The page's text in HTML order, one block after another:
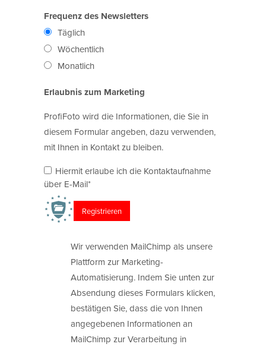
Frequenz des Newsletters
Täglich
Wöchentlich
Monatlich
Erlaubnis zum Marketing
ProfiFoto wird die Informationen, die Sie in
diesem Formular angeben, dazu verwenden,
mit Ihnen in Kontakt zu bleiben.
Hiermit erlaube ich die Kontaktaufnahme
über E-Mail*
Wir verwenden MailChimp als unsere
Plattform zur Marketing-
Automatisierung. Indem Sie unten zur
Absendung dieses Formulars klicken,
bestätigen Sie, dass die von Ihnen
angegebenen Informationen an
MailChimp zur Verarbeitung in